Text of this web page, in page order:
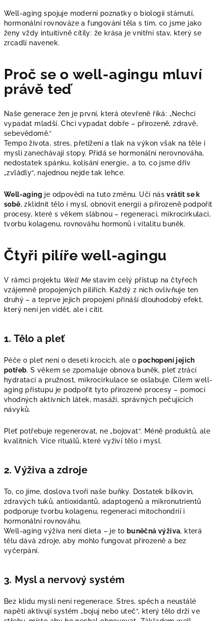
Well-aging spojuje moderní poznatky o biologii stárnutí,
hormonální rovnováze a fungování těla s tím, co jsme jako
ženy vždy intuitivně cítily: že krása je vnitřní stav, který se
zrcadlí navenek.
Proč se o well-agingu mluví
právě teď
Naše generace žen je první, která otevřeně říká: „Nechci
vypadat mladší. Chci vypadat dobře – přirozeně, zdravě,
sebevědomě.“
Tempo života, stres, přetížení a tlak na výkon však na těle i
mysli zanechávají stopy. Přidá se hormonální nerovnováha,
nedostatek spánku, kolísání energie… a to, co jsme dřív
„zvládly“, najednou nejde tak lehce.
Well-aging je odpovědí na tuto změnu. Učí násvrátit se k
sobě, zklidnit tělo i mysl, obnovit energii a přirozeně podpořit
procesy, které s věkem slábnou – regeneraci, mikrocirkulaci,
tvorbu kolagenu, rovnováhu hormonů i vitalitu buněk.
Čtyři pilíře well-agingu
V rámci projektu Well Mestavím celý přístup na čtyřech
vzájemně propojených pilířích. Každý z nich ovlivňuje ten
druhý – a teprve jejich propojení přináší dlouhodobý efekt,
který není jen vidět, ale i cítit.
1. Tělo a pleť
Péče o pleť není o deseti krocích, ale opochopení jejích
potřeb. S věkem se zpomaluje obnova buněk, pleť ztrácí
hydrataci a pružnost, mikrocirkulace se oslabuje. Cílem well-
aging přístupu je podpořit tyto přirozené procesy – pomocí
vhodných aktivních látek, masáží, správných pečujících
návyků.
Pleť potřebuje regenerovat, ne „bojovat“. Méně produktů, ale
kvalitních. Více rituálů, které vyživí tělo i mysl.
2. Výživa a zdroje
To, co jíme, doslova tvoří naše buňky. Dostatek bílkovin,
zdravých tuků, antioxidantů, adaptogenů a mikronutrientů
podporuje tvorbu kolagenu, regeneraci mitochondrií i
hormonální rovnováhu.
Well-aging výživa není dieta – je to buněčná výživa, která
tělu dává zdroje, aby mohlo fungovat přirozeně a bez
vyčerpání.
3. Mysl a nervový systém
Bez klidu mysli není regenerace. Stres, spěch a neustálé
napětí aktivují systém „bojuj nebo uteč“, který tělo drží ve